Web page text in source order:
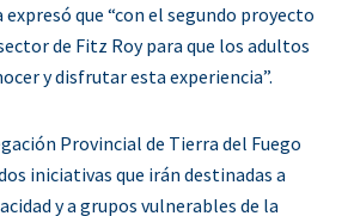
expresó que “con el segundo proyecto
de Fitz Roy para que los adultos
y disfrutar esta experiencia”.
Provincial de Tierra del Fuego
iniciativas que irán destinadas a
y a grupos vulnerables de la